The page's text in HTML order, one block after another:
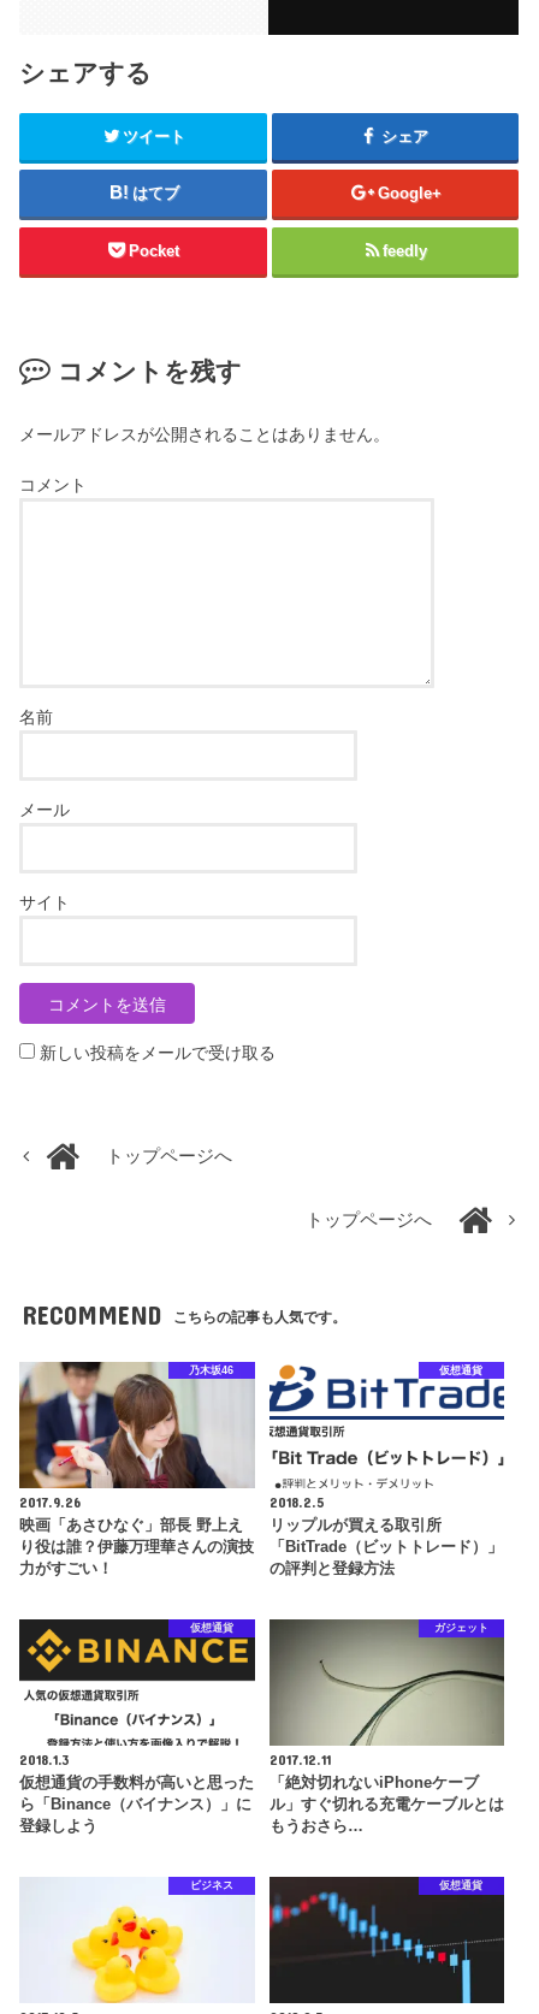
シェアする
ツイート シェア
はてブ Google+
Pocket feedly
コメントを残す
メールアドレスが公開されることはありません。
コメント
名前
メール
サイト
新しい投稿をメールで受け取る
トップページへ
トップページへ
RECOMMEND こちらの記事も人気です。
乃木坂46
2017.9.26
映画「あさひなぐ」部長 野上え
り役は誰？伊藤万理華さんの演技
力がすごい！
仮想通貨
2018.2.5
リップルが買える取引所
「BitTrade（ビットトレード）」
の評判と登録方法
仮想通貨
2018.1.3
仮想通貨の手数料が高いと思った
ら「Binance（バイナンス）」に
登録しよう
ガジェット
2017.12.11
「絶対切れないiPhoneケーブ
ル」すぐ切れる充電ケーブルとは
もうおさら…
ビジネス 仮想通貨